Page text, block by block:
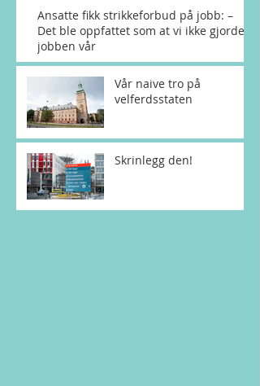
Ansatte fikk strikkeforbud på jobb: –
Det ble oppfattet som at vi ikke gjorde
jobben vår
Vår naive tro på
velferdsstaten
Skrinlegg den!